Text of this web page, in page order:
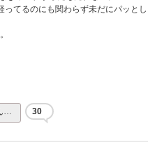
てるのにも関わらず未だにパッとし
… 30